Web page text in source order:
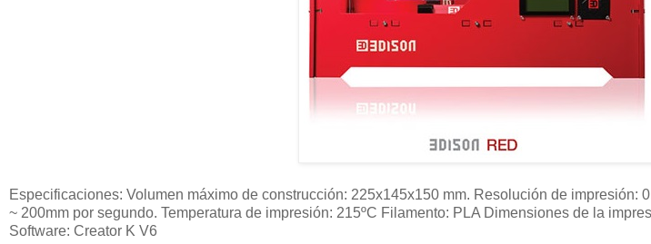
Especificaciones: Volumen máximo de construcción: 225x145x150 mm. Resolución de impresión:
~ 200mm por segundo. Temperatura de impresión: 215ºC Filamento: PLA Dimensiones de la
Software: Creator K V6